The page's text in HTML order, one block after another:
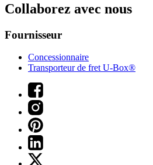
Collaborez avec nous
Fournisseur
Concessionnaire
Transporteur de fret U-Box®